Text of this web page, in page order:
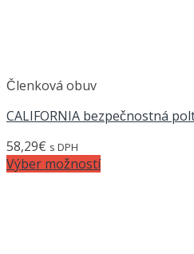
Členková obuv
CALIFORNIA bezpečnostná
58,29€ s DPH
Výber možností